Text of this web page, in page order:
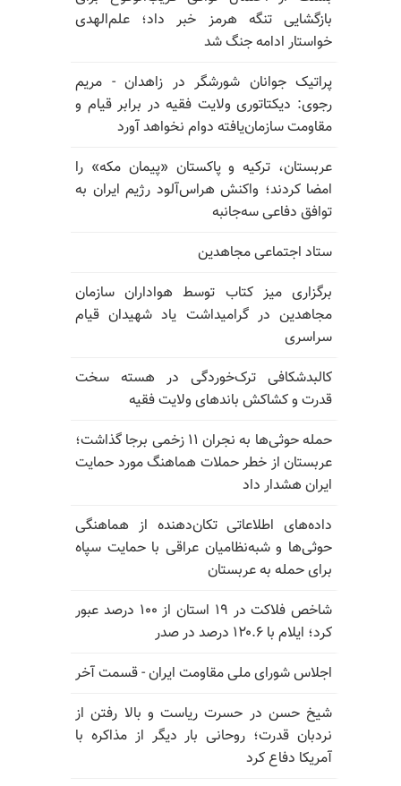
بازگشایی تنگه هرمز خبر داد؛ علم‌الهدی
خواستار ادامه جنگ شد
پراتیک جوانان شورشگر در زاهدان - مریم
رجوی: دیکتاتوری ولایت فقیه در برابر قیام و
مقاومت سازمان‌یافته دوام نخواهد آورد
عربستان، ترکیه و پاکستان «پیمان مکه» را
امضا کردند؛ واکنش هراس‌آلود رژیم ایران به
توافق دفاعی سه‌جانبه
ستاد اجتماعی مجاهدین
برگزاری میز کتاب توسط هواداران سازمان
مجاهدین در گرامیداشت یاد شهیدان قیام
سراسری
کالبدشکافی ترک‌خوردگی در هسته سخت
قدرت و کشاکش باندهای ولایت فقیه
حمله حوثی‌ها به نجران ۱۱ زخمی برجا گذاشت؛
عربستان از خطر حملات هماهنگ مورد حمایت
ایران هشدار داد
داده‌های اطلاعاتی تکان‌دهنده از هماهنگی
حوثی‌ها و شبه‌نظامیان عراقی با حمایت سپاه
برای حمله به عربستان
شاخص فلاکت در ۱۹ استان از ۱۰۰ درصد عبور
کرد؛ ایلام با ۱۲۰.۶ درصد در صدر
اجلاس شورای ملی مقاومت ایران - قسمت آخر
شیخ حسن در حسرت ریاست و بالا رفتن از
نردبان قدرت؛ روحانی بار دیگر از مذاکره با
آمریکا دفاع کرد